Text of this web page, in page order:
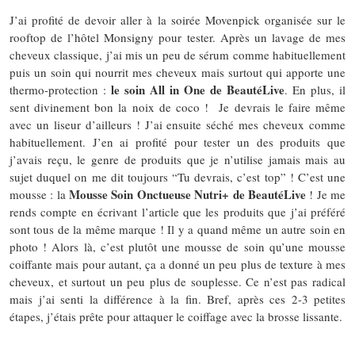
J’ai profité de devoir aller à la soirée Movenpick organisée sur le
rooftop de l’hôtel Monsigny pour tester. Après un lavage de mes
cheveux classique, j’ai mis un peu de sérum comme habituellement
puis un soin qui nourrit mes cheveux mais surtout qui apporte une
thermo-protection : le soin All in One de BeautéLive. En plus, il
sent divinement bon la noix de coco ! Je devrais le faire même
avec un liseur d’ailleurs ! J’ai ensuite séché mes cheveux comme
habituellement. J’en ai profité pour tester un des produits que
j’avais reçu, le genre de produits que je n’utilise jamais mais au
sujet duquel on me dit toujours “Tu devrais, c’est top” ! C’est une
mousse : laMousse Soin Onctueuse Nutri+ de BeautéLive! Je me
rends compte en écrivant l’article que les produits que j’ai préféré
sont tous de la même marque ! Il y a quand même un autre soin en
photo ! Alors là, c’est plutôt une mousse de soin qu’une mousse
coiffante mais pour autant, ça a donné un peu plus de texture à mes
cheveux, et surtout un peu plus de souplesse. Ce n’est pas radical
mais j’ai senti la différence à la fin. Bref, après ces 2-3 petites
étapes, j’étais prête pour attaquer le coiffage avec la brosse lissante.